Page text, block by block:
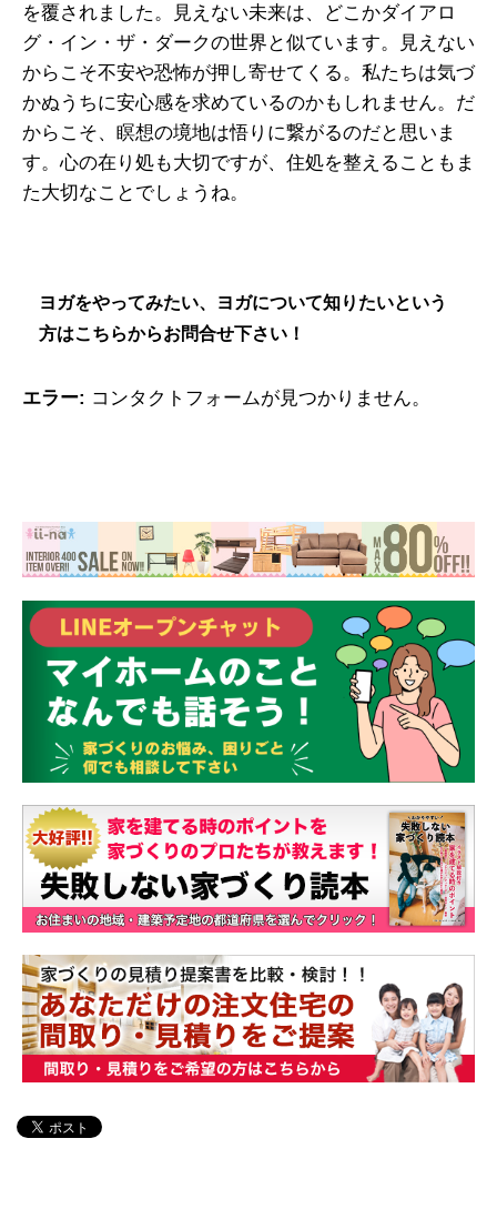
を覆されました。見えない未来は、どこかダイアロ
グ・イン・ザ・ダークの世界と似ています。見えない
からこそ不安や恐怖が押し寄せてくる。私たちは気づ
かぬうちに安心感を求めているのかもしれません。だ
からこそ、瞑想の境地は悟りに繋がるのだと思いま
す。心の在り処も大切ですが、住処を整えることもま
た大切なことでしょうね。
ヨガをやってみたい、ヨガについて知りたいという
方はこちらからお問合せ下さい！
エラー: コンタクトフォームが見つかりません。